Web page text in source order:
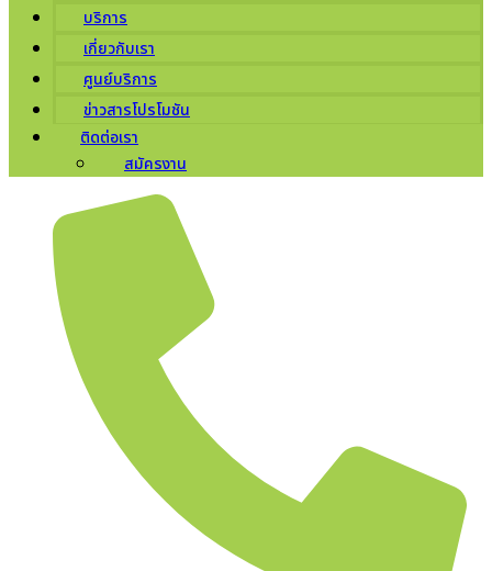
บริการ
เกี่ยวกับเรา
ศูนย์บริการ
ข่าวสารโปรโมชัน
ติดต่อเรา
สมัครงาน